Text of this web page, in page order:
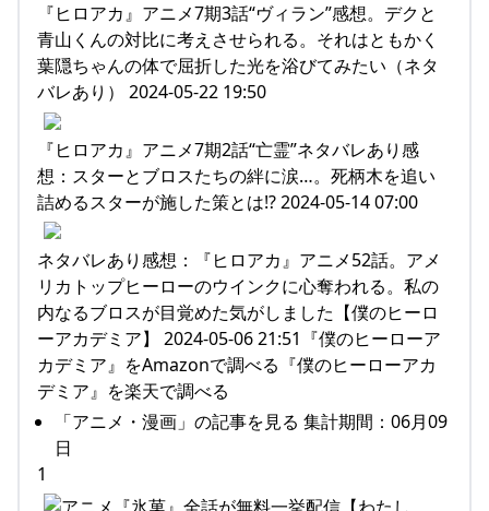
『ヒロアカ』アニメ7期3話“ヴィラン”感想。デクと
青山くんの対比に考えさせられる。それはともかく
葉隠ちゃんの体で屈折した光を浴びてみたい（ネタ
バレあり） 2024-05-22 19:50
『ヒロアカ』アニメ7期2話“亡霊”ネタバレあり感
想：スターとブロスたちの絆に涙…。死柄木を追い
詰めるスターが施した策とは⁉ 2024-05-14 07:00
ネタバレあり感想：『ヒロアカ』アニメ52話。アメ
リカトップヒーローのウインクに心奪われる。私の
内なるブロスが目覚めた気がしました【僕のヒーロ
ーアカデミア】 2024-05-06 21:51『僕のヒーローア
カデミア』をAmazonで調べる『僕のヒーローアカ
デミア』を楽天で調べる
「アニメ・漫画」の記事を見る 集計期間：06月09
日
1